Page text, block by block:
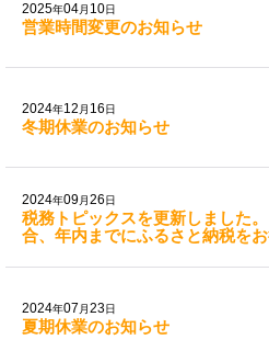
2025年04月 10日
営業時間変更のお知らせ
2024年12 月 16日
冬期休業のお知らせ
2024年09月26日
税務トピックスを更新しました
合、年内までにふるさと納税をお
2024年07 月23日
夏期休業のお知らせ